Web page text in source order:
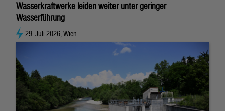
Wasserkraftwerke leiden weiter unter geringer
Wasserführung
29. Juli 2026, Wien